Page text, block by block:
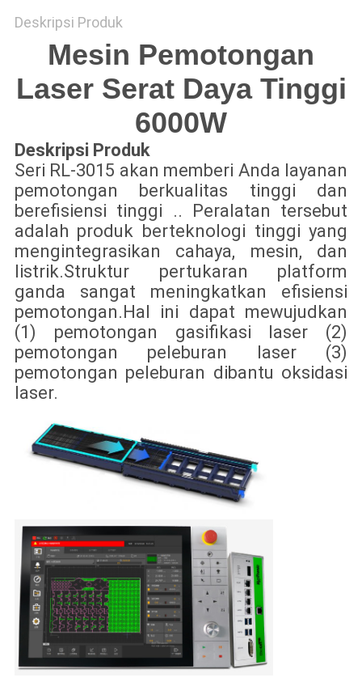
Deskripsi Produk
Mesin Pemotongan
Laser Serat Daya Tinggi
6000W
Deskripsi Produk
Seri RL-3015 akan memberi Anda layanan
pemotongan berkualitas tinggi dan
berefisiensi tinggi .. Peralatan tersebut
adalah produk berteknologi tinggi yang
mengintegrasikan cahaya, mesin, dan
listrik.Struktur pertukaran platform
ganda sangat meningkatkan efisiensi
pemotongan.Hal ini dapat mewujudkan
(1) pemotongan gasifikasi laser (2)
pemotongan peleburan laser (3)
pemotongan peleburan dibantu oksidasi
laser.